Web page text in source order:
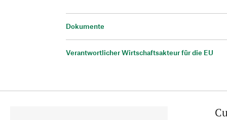
Dokumente
Verantwortlicher Wirtschaftsakteur für die EU